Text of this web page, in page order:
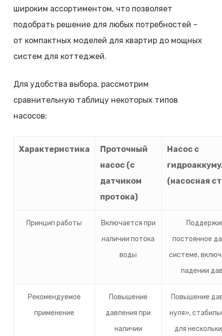
широким ассортиментом, что позволяет
подобрать решение для любых потребностей –
от компактных моделей для квартир до мощных
систем для коттеджей.
Для удобства выбора, рассмотрим
сравнительную таблицу некоторых типов
насосов:
Характеристика
Проточный
насос (с
датчиком
протока)
Насос с
(насосная
Принцип работы
Включается при
наличии потока
воды
постоянное
системе,
падении
Рекомендуемое
применение
Повышение
давления при
наличии
Повышение
нуля»,
для